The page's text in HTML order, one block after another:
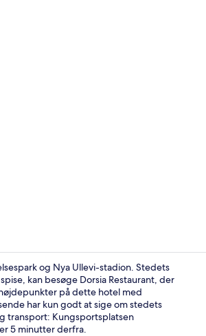
og Nya Ullevi-stadion. Stedets
kan besøge Dorsia Restaurant, der
på dette hotel med
har kun godt at sige om stedets
transport: Kungsportsplatsen
5 minutter derfra.